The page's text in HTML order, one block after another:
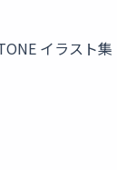
イラスト集